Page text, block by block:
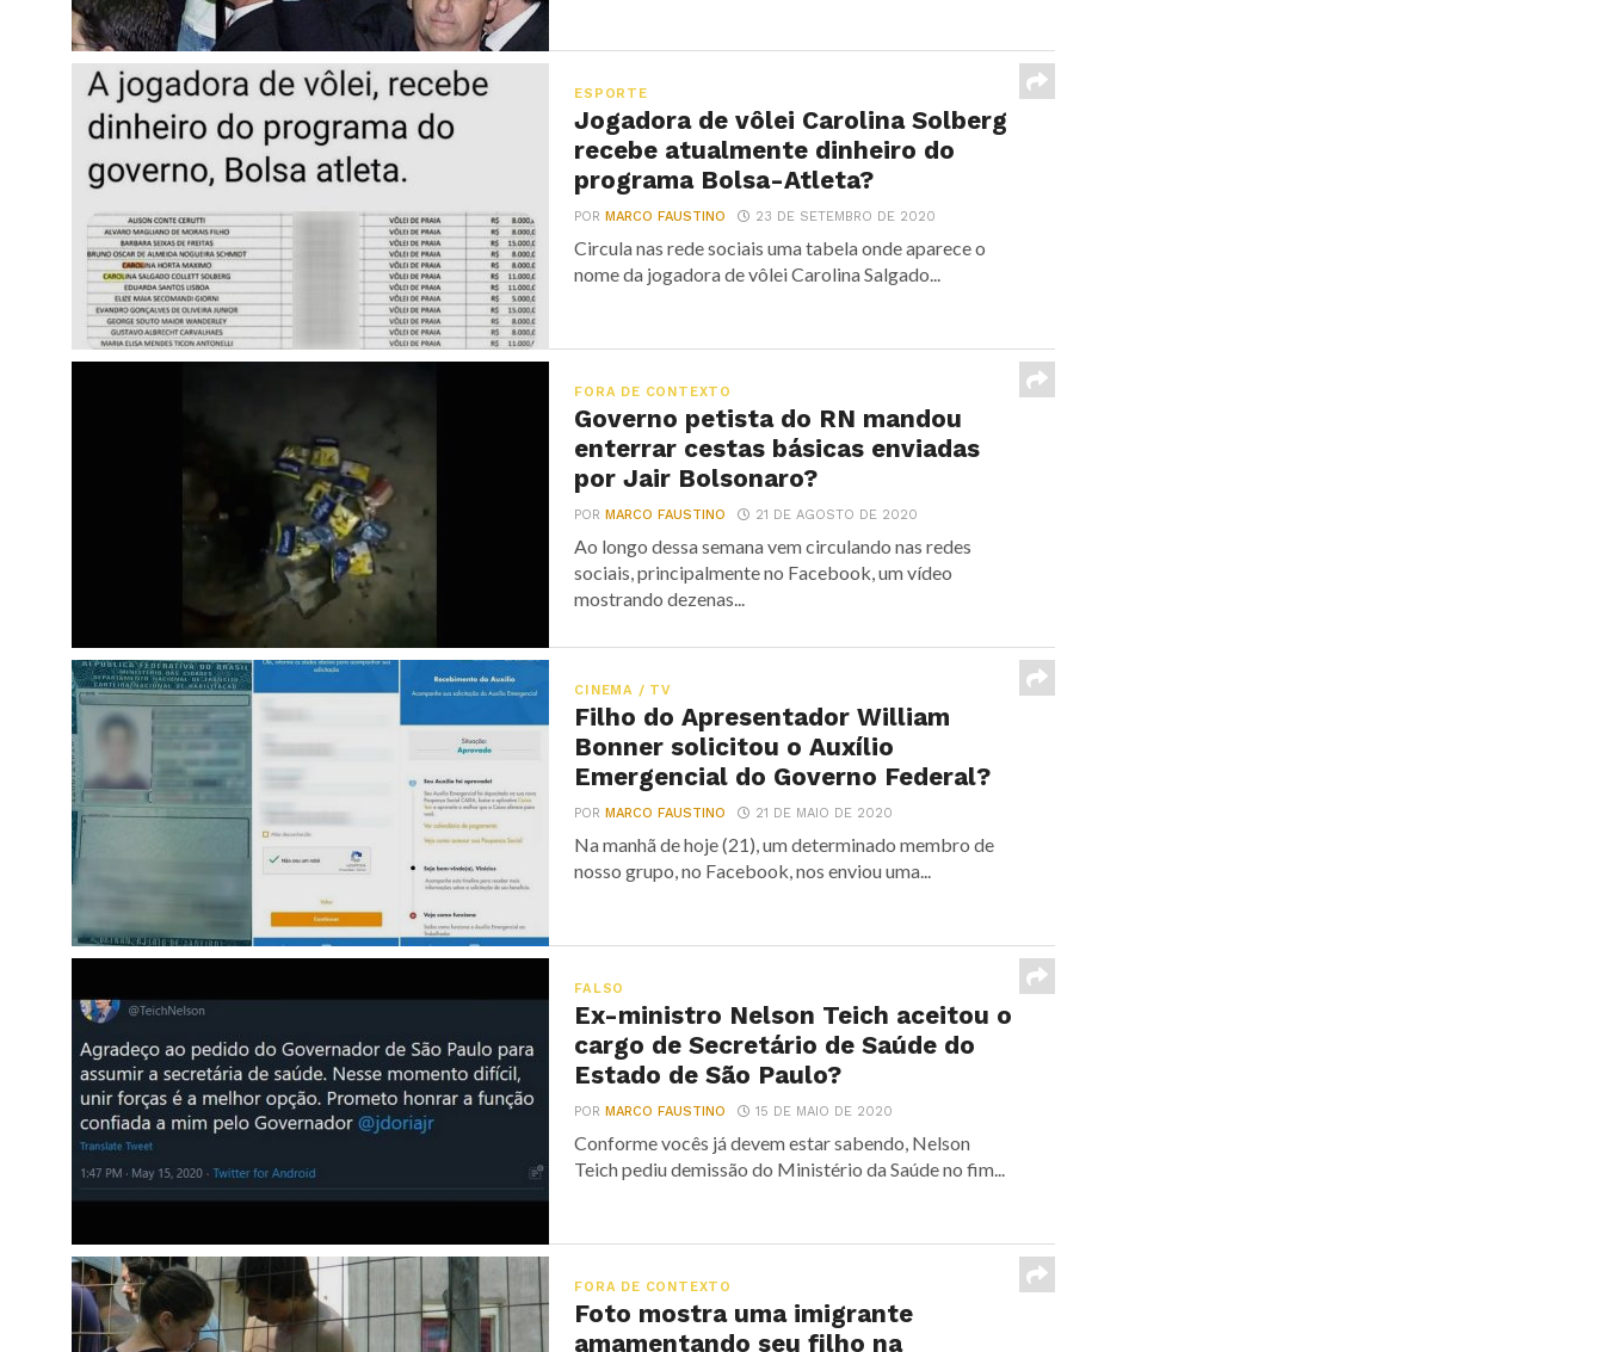
ESPORTE
Jogadora de vôlei Carolina Solberg
recebe atualmente dinheiro do
programa Bolsa-Atleta?
PORMARCO FAUSTINO 23 DE SETEMBRO DE 2020
Circula nas rede sociais uma tabela onde aparece o
nome da jogadora de vôlei Carolina Salgado...
FORA DE CONTEXTO
Governo petista do RN mandou
enterrar cestas básicas enviadas
por Jair Bolsonaro?
PORMARCO FAUSTINO 21 DE AGOSTO DE 2020
Ao longo dessa semana vem circulando nas redes
sociais, principalmente no Facebook, um vídeo
mostrando dezenas...
CINEMA / TV
Filho do Apresentador William
Bonner solicitou o Auxílio
Emergencial do Governo Federal?
PORMARCO FAUSTINO 21 DE MAIO DE 2020
Na manhã de hoje (21), um determinado membro de
nosso grupo, no Facebook, nos enviou uma...
FALSO
Ex-ministro Nelson Teich aceitou o
cargo de Secretário de Saúde do
Estado de São Paulo?
PORMARCO FAUSTINO 15 DE MAIO DE 2020
Conforme vocês já devem estar sabendo, Nelson
Teich pediu demissão do Ministério da Saúde no fim...
FORA DE CONTEXTO
Foto mostra uma imigrante
amamentando seu filho na